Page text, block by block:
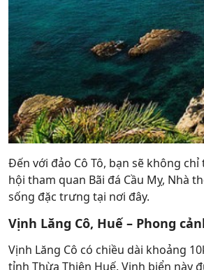
Đến với đảo Cô Tô, bạn sẽ không
hội tham quan Bãi đá Cầu Mỵ, Nhà
sống đặc trưng tại nơi đây.
Vịnh Lăng Cô, Huế – Phong
Vịnh Lăng Cô có chiều dài khoảng
tỉnh Thừa Thiên Huế. Vịnh biển này